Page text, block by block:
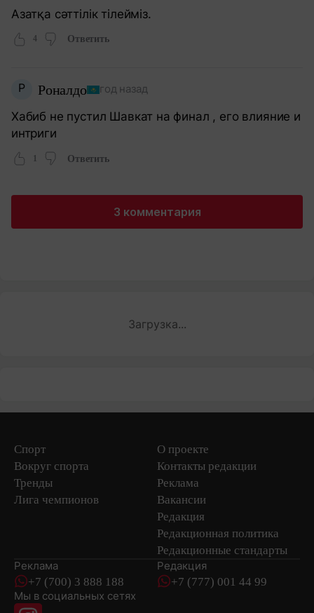
Азатқа сәттілік тілейміз.
4 Ответить
Р Роналдо год назад
Хабиб не пустил Шавкат на финал , его влияние и
интриги
Ответить
3 комментария
Загрузка...
Спорт
Вокруг спорта
Тренды
Лига чемпионов
О проекте
Контакты редакции
Реклама
Вакансии
Редакция
Редакционная политика
Редакционные стандарты
Реклама
+7 (700) 3 888 188
Редакция
+7 (777) 001 44 99
Мы в социальных сетях